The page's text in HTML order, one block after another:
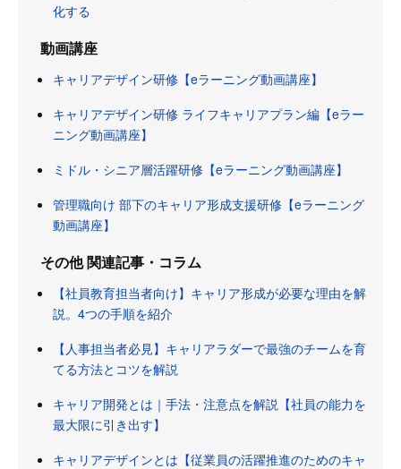
化する
動画講座
キャリアデザイン研修【eラーニング動画講座】
キャリアデザイン研修 ライフキャリアプラン編【eラー
ニング動画講座】
ミドル・シニア層活躍研修【eラーニング動画講座】
管理職向け 部下のキャリア形成支援研修【eラーニング
動画講座】
その他 関連記事・コラム
【社員教育担当者向け】キャリア形成が必要な理由を解
説。4つの手順を紹介
【人事担当者必見】キャリアラダーで最強のチームを育
てる方法とコツを解説
キャリア開発とは｜手法・注意点を解説【社員の能力を
最大限に引き出す】
キャリアデザインとは【従業員の活躍推進のためのキャ